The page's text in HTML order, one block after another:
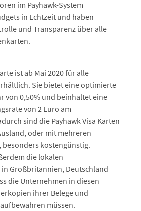
im Payhawk-System
in Echtzeit und haben
und Transparenz über alle
ist ab Mai 2020 für alle
Sie bietet eine optimierte
von 0,50% und beinhaltet eine
von 2 Euro am
sind die Payhawk Visa Karten
oder mit mehreren
kostengünstig.
die lokalen
Großbritannien, Deutschland
die Unternehmen in diesen
ihrer Belege und
müssen.